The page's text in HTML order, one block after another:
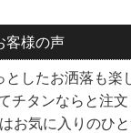
客様の声
したお洒落も楽
チタンならと注
お気に入りのひ